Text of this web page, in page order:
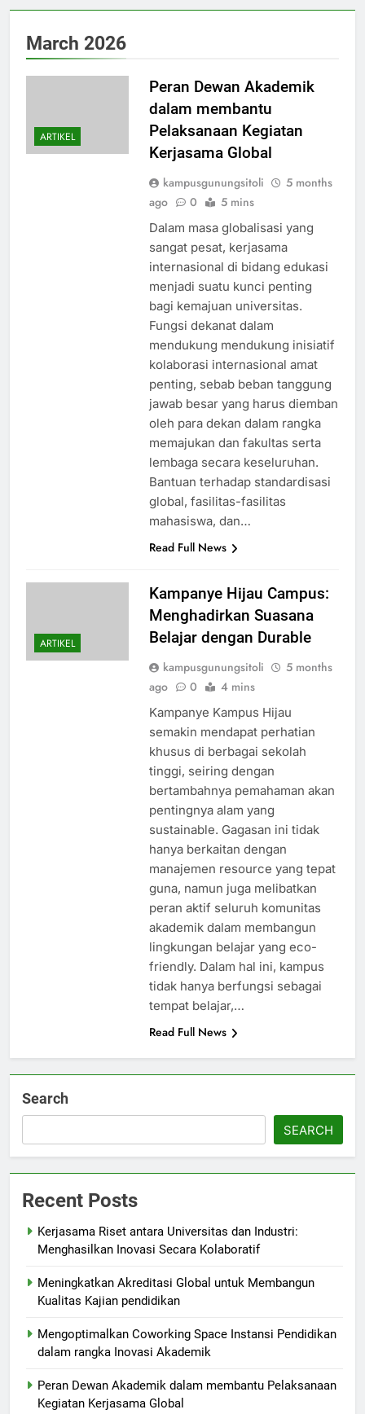
March 2026
ARTIKEL
Peran Dewan Akademik
dalam membantu
Pelaksanaan Kegiatan
Kerjasama Global
kampusgunungsitoli
5 months
ago
0 5 mins
Dalam masa globalisasi yang
sangat pesat, kerjasama
internasional di bidang edukasi
menjadi suatu kunci penting
bagi kemajuan universitas.
Fungsi dekanat dalam
mendukung mendukung inisiatif
kolaborasi internasional amat
penting, sebab beban tanggung
jawab besar yang harus diemban
oleh para dekan dalam rangka
memajukan dan fakultas serta
lembaga secara keseluruhan.
Bantuan terhadap standardisasi
global, fasilitas-fasilitas
mahasiswa, dan…
Read Full News
ARTIKEL
Kampanye Hijau Campus:
Menghadirkan Suasana
Belajar dengan Durable
kampusgunungsitoli
5 months
ago
0 4 mins
Kampanye Kampus Hijau
semakin mendapat perhatian
khusus di berbagai sekolah
tinggi, seiring dengan
bertambahnya pemahaman akan
pentingnya alam yang
sustainable. Gagasan ini tidak
hanya berkaitan dengan
manajemen resource yang tepat
guna, namun juga melibatkan
peran aktif seluruh komunitas
akademik dalam membangun
lingkungan belajar yang eco-
friendly. Dalam hal ini, kampus
tidak hanya berfungsi sebagai
tempat belajar,…
Read Full News
Search
SEARCH
Recent Posts
Kerjasama Riset antara Universitas dan Industri:
Menghasilkan Inovasi Secara Kolaboratif
Meningkatkan Akreditasi Global untuk Membangun
Kualitas Kajian pendidikan
Mengoptimalkan Coworking Space Instansi Pendidikan
dalam rangka Inovasi Akademik
Peran Dewan Akademik dalam membantu Pelaksanaan
Kegiatan Kerjasama Global